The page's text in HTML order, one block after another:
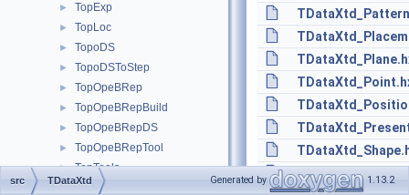
► TopExp
► TopLoc
► TopoDS
► TopoDSToStep
► TopOpeBRep
► TopOpeBRepBuild
► TopOpeBRepDS
► TopOpeBRepTool
► TopTools
► TopTrans
src TDataXtd Generated by 1.13.2